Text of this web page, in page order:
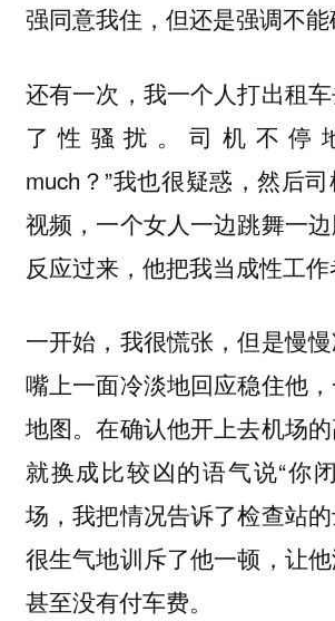
强同意我住，但还是强调不能
还有一次，我一个人打出租
了性骚扰。司机不停
much？”我也很疑惑，然后
视频，一个女人一边跳舞一
反应过来，他把我当成性工作
一开始，我很慌张，但是慢
嘴上一面冷淡地回应稳住他
地图。在确认他开上去机场
就换成比较凶的语气说“你
场，我把情况告诉了检查站
很生气地训斥了他一顿，让
甚至没有付车费。